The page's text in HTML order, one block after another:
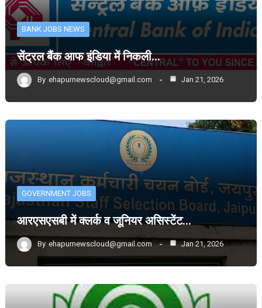
BANK JOBS NEWS
सेंट्रल बैंक आफ इंडिया में निकली…
By ehapurnewscloud@gmail.com Jan 21, 2026
GOVERNMENT JOBS
आरएसएसबी में क्लर्क व जूनियर असिस्टेंट…
By ehapurnewscloud@gmail.com Jan 21, 2026